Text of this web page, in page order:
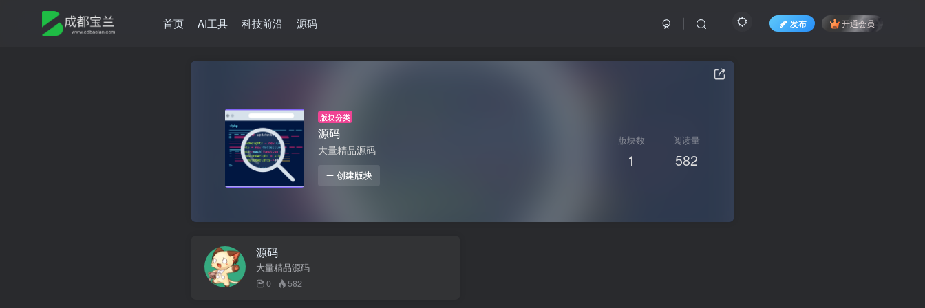
首页 AI工具 科技前沿 源码 发布 开通会员
版块分类
源码
大量精品源码
创建版块
版块数
1
阅读量
582
源码
大量精品源码
0
582